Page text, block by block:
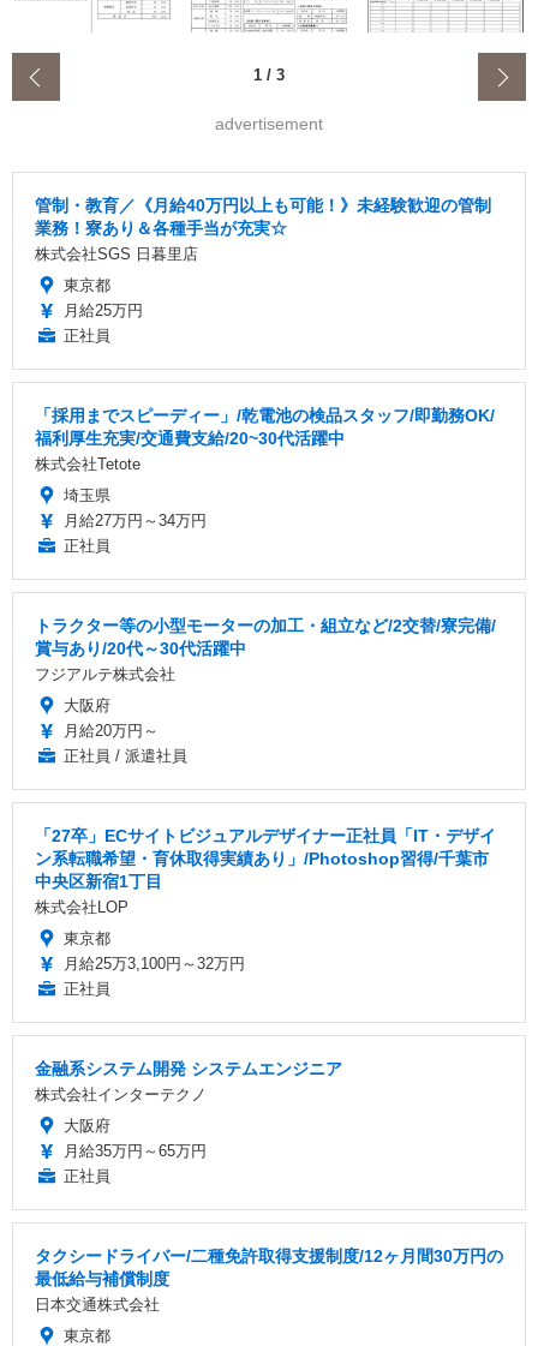
1 / 3
advertisement
管制・教育／《月給40万円以上も可能！》未経験歓迎の管制
業務！寮あり＆各種手当が充実☆
株式会社SGS 日暮里店
東京都
月給25万円
正社員
「採用までスピーディー」/乾電池の検品スタッフ/即勤務OK/
福利厚生充実/交通費支給/20~30代活躍中
株式会社Tetote
埼玉県
月給27万円～34万円
正社員
トラクター等の小型モーターの加工・組立など/2交替/寮完備/
賞与あり/20代～30代活躍中
フジアルテ株式会社
大阪府
月給20万円～
正社員 / 派遣社員
「27卒」ECサイトビジュアルデザイナー正社員「IT・デザイ
ン系転職希望・育休取得実績あり」/Photoshop習得/千葉市
中央区新宿1丁目
株式会社LOP
東京都
月給25万3,100円～32万円
正社員
金融系システム開発 システムエンジニア
株式会社インターテクノ
大阪府
月給35万円～65万円
正社員
タクシードライバー/二種免許取得支援制度/12ヶ月間30万円の
最低給与補償制度
日本交通株式会社
東京都